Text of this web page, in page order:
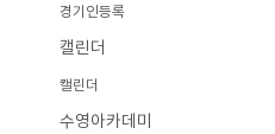
경기인등록
캘린더
캘린더
수영아카데미